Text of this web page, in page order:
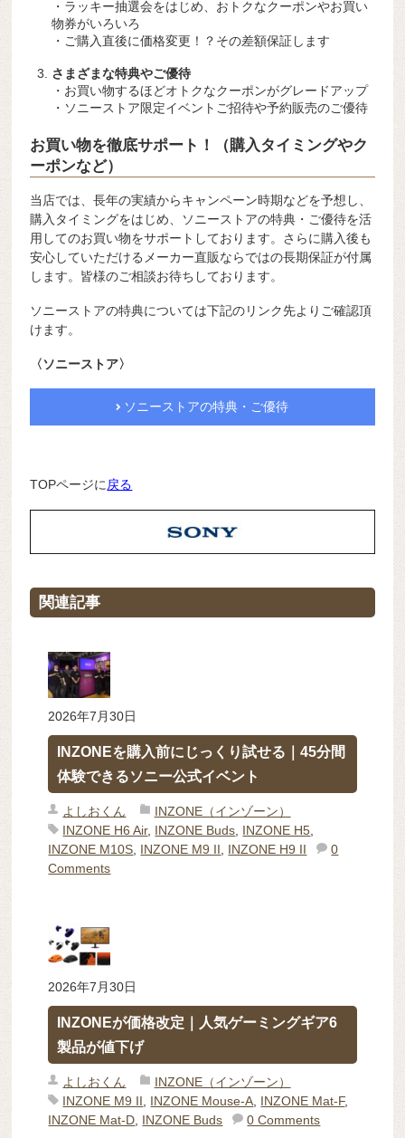
・ラッキー抽選会をはじめ、おトクなクーポンやお買い
物券がいろいろ
・ご購入直後に価格変更！？その差額保証します
さまざまな特典やご優待
・お買い物するほどオトクなクーポンがグレードアップ
・ソニーストア限定イベントご招待や予約販売のご優待
お買い物を徹底サポート！（購入タイミングやク
ーポンなど）
当店では、長年の実績からキャンペーン時期などを予想し、
購入タイミングをはじめ、ソニーストアの特典・ご優待を活
用してのお買い物をサポートしております。さらに購入後も
安心していただけるメーカー直販ならではの長期保証が付属
します。皆様のご相談お待ちしております。
ソニーストアの特典については下記のリンク先よりご確認頂
けます。
〈ソニーストア〉
ソニーストアの特典・ご優待
TOPページに 戻る
関連記事
2026年7月30日
INZONEを購入前にじっくり試せる｜45分間
体験できるソニー公式イベント
よしおくん
INZONE（インゾーン）
INZONE H6 Air, INZONE Buds INZONE H5
INZONE M10S INZONE M9 II INZONE H9 II
0
Comments
2026年7月30日
INZONEが価格改定｜人気ゲーミングギア6
製品が値下げ
よしおくん
INZONE（インゾーン）
INZONE M9 II, INZONE Mouse-A, INZONE Mat-F,
INZONE Mat-D, INZONE Buds 0 Comments